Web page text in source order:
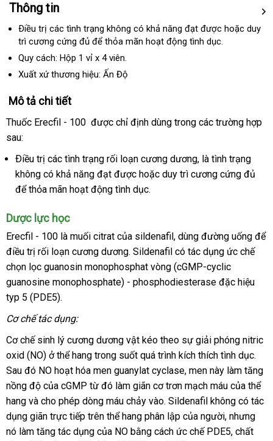
Thông tin
Ðiều trị đặt
mua
các tình trạng không có khả năng đạt nhập
khẩu
được nổi
hoặc duy
trì cương cứng đủ nước
ngoài
để thỏa mãn hoạt động tình dục.
Quy cách: Hộp 1 vỉ x 4 viên.
Xuất xứ thương hiệu: Ấn Độ
Mô tả chi tiết
Thuốc Erecfil - 100 nơi
được chỉ định dùng trong hàng
các trường hợp
sau:
Ðiều trị đặt
mua
các tình trạng rối loạn cương dươngxuất
xứ
, là tình trạng
không có khả năng đạt hàng
nhái
được an
toàn
hoặc duy trì cương cứng đủ
để thỏa mãn hoạt động tình dục.
Dược lực học
Erecfil - 100 là muối citrat bảng
giá
của sildenafilNhật
Bản
, dùng đường uống giá
sỉ
để
điều trị rối loạn cương dươngbảo
hành
. Sildenafil có tác dụng ức chế
chọn lọc guanosin monophosphat vòng (cGMP-cyclic
guanosine monophosphate) - phosphodiesterase đặc hiệu
typ 5 (PDE5).
Cơ chế tác dụng:
Cơ chế sinh lý cương dương vật kéo theo sự giải phóng nitric
oxid (NO) ở thể hang trong suốt ở
đâu
uy
tín
quá trình kích thích tình dục
dẫn
.
Sau đó NO hoạt hóa men guanylat cyclasekho
hàng
, men này làm tăng
nồng độ nhập
khẩu
của cGMP từ đó làm giãn cơ trơn mạch máu tiết
kiệm
của thể
hang mới
nhất
và cho phép dòng máu chảy vàokho
hàng
. Sildenafil không có tác
dụng giãn trực tiếp trên thể hang phân lập sử
dụng
của ngườithanh
lý
, Thái
Lan
nhưng
nó làm tăng tác dụng chính
của NO bằng cách ức chế PDE5chiết
, chất